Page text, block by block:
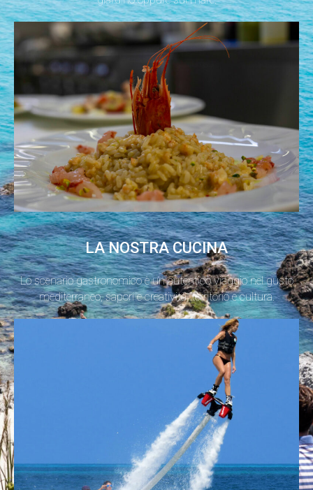
LA NOSTRA CUCINA
Lo scenario gastronomico è un autentico viaggio nel gusto
mediterraneo, sapori e creatività, territorio e cultura.